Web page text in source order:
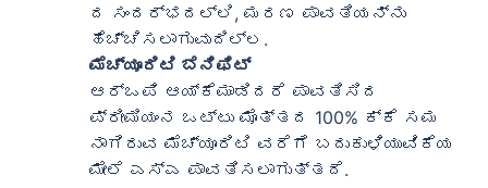
ದ ಸಂದರ್ಭದಲ್ಲಿ, ಮರಣ ಪಾವತಿಯನ್ನು
ಹೆಚ್ಚಿಸಲಾಗುವುದಿಲ್ಲ.
ಮೆಚ್ಯೂರಿಟಿ ಬೆನಿಫಿಟ್
ಆರ್‌ಒಪಿ ಆಯ್ಕೆಮಾಡಿದರೆ ಪಾವತಿಸಿದ
ಪ್ರೀಮಿಯಂನ ಒಟ್ಟು ಮೊತ್ತದ 100% ಕ್ಕೆ ಸಮ
ನಾಗಿರುವ ಮೆಚ್ಯೂರಿಟಿ ವರೆಗೆ ಬದುಕುಳಿಯುವಿಕೆಯ
ಮೇಲೆ ಎಸ್‌ಎ ಪಾವತಿಸಲಾಗುತ್ತದೆ.